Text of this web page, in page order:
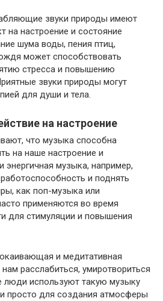
звуки природы имеют
на настроение и состояние
шума воды, пения птиц,
может способствовать
стресса и повышению
звуки природы могут
для души и тела.
на настроение
что музыка способна
на наше настроение и
энергичная музыка, например,
и поднять
как поп-музыка или
применяются во время
для стимуляции и повышения
и медитативная
расслабиться, умиротвориться
люди используют такую музыку
просто для создания атмосферы